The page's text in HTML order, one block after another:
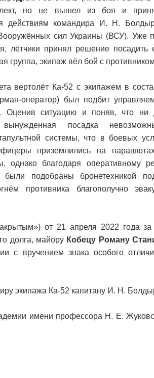
но не вышел из боя и
действиям командира И. Н.
сил Украины (ВСУ). Уже
лётчики принял решение посадить
группа, экипаж вёл бой с
вертолёт Ка-52 с экипажем в
оператор) был подбит
Оценив ситуацию и поняв, что ни
посадка
системы, что в боевых
приземлились на
благодаря оперативному
подобраны бронетехникой
противника благополучно
от 21 апреля 2022 года
долга, майору Кобецу Роману
с вручением знака особого
экипажа Ка-52 капитану И. Н.
имени профессора Н. Е.